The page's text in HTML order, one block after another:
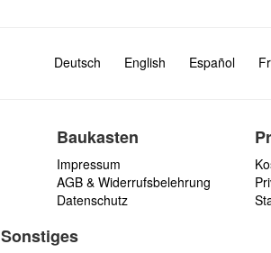
Deutsch English Español
Baukasten
Impressum
AGB & Widerrufsbelehrung
Datenschutz
Sonstiges